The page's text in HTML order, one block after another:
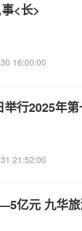
<长>
16:00:00
行2025年
21:52:00
亿元 九华